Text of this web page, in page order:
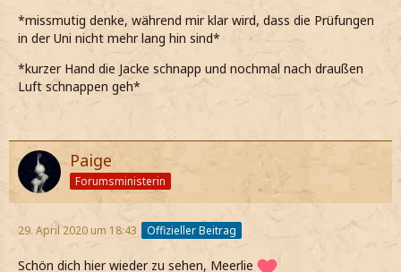
*missmutig denke, während mir klar wird, dass die Prüfungen
in der Uni nicht mehr lang hin sind*
*kurzer Hand die Jacke schnapp und nochmal nach draußen
Luft schnappen geh*
Paige
Forumsministerin
29. April 2020 um 18:43 Offizieller Beitrag
Schön dich hier wieder zu sehen, Meerlie